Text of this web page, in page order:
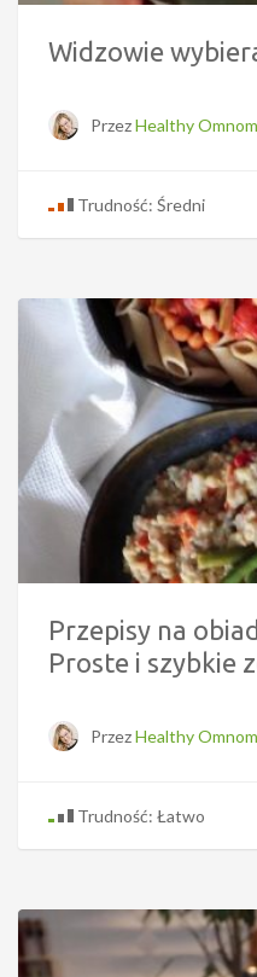
Widzowie
PrzezHealthy
Trudność: Średni
Przepisy na
Proste i szybkie
PrzezHealthy
Trudność: Łatwo